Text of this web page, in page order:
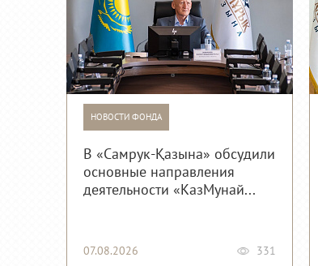
НОВОСТИ ФОНДА
В «Самрук-Қазына» обсудили
основные направления
деятельности «КазМунай...
07.08.2026 331